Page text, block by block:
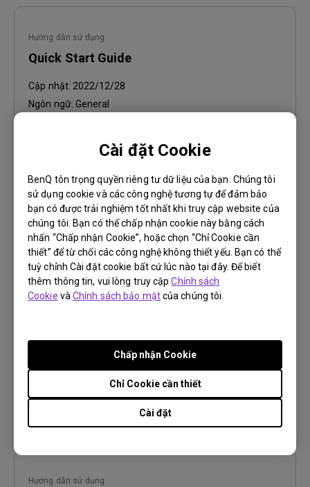
Cài đặt Cookie
BenQ tôn trọng quyền riêng tư dữ liệu của bạn. Chúng tôi
sử dụng cookie và các công nghệ tương tự để đảm bảo
bạn có được trải nghiệm tốt nhất khi truy cập website của
chúng tôi. Bạn có thể chấp nhận cookie này bằng cách
nhấn “Chấp nhận Cookie”, hoặc chọn “Chỉ Cookie cần
thiết” để từ chối các công nghệ không thiết yếu. Bạn có thể
tuỳ chỉnh Cài đặt cookie bất cứ lúc nào tại đây. Để biết
thêm thông tin, vui lòng truy cậpChính sách
Cookie vàChính sách bảo mậtcủa chúng tôi.
Cài đặt
Chỉ Cookie cần thiết
Chấp nhận Cookie
Hướng dẫn sử dụng
Quick Start Guide
Cập nhật: 2022/12/28
Ngôn ngữ: General
Preview
Hướng dẫn sử dụng
Regulatory Statements
Kích thước tập tin:752.9 KB
Preview
Hướng dẫn sử dụng